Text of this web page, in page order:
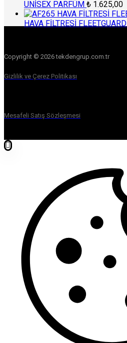
UNİSEX PARFÜM ₺ 1.625,00
HAVA FİLTRESİ FLEETGUARD
Copyright © 2026 tekdengrup.com.tr
Gizlilik ve Çerez Politikası
Mesafeli Satış Sözleşmesi